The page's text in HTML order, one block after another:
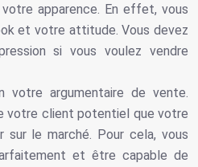
votre apparence. En effet, vous
et votre attitude. Vous devez
si vous voulez vendre
votre argumentaire de vente.
votre client potentiel que votre
le marché. Pour cela, vous
et être capable de